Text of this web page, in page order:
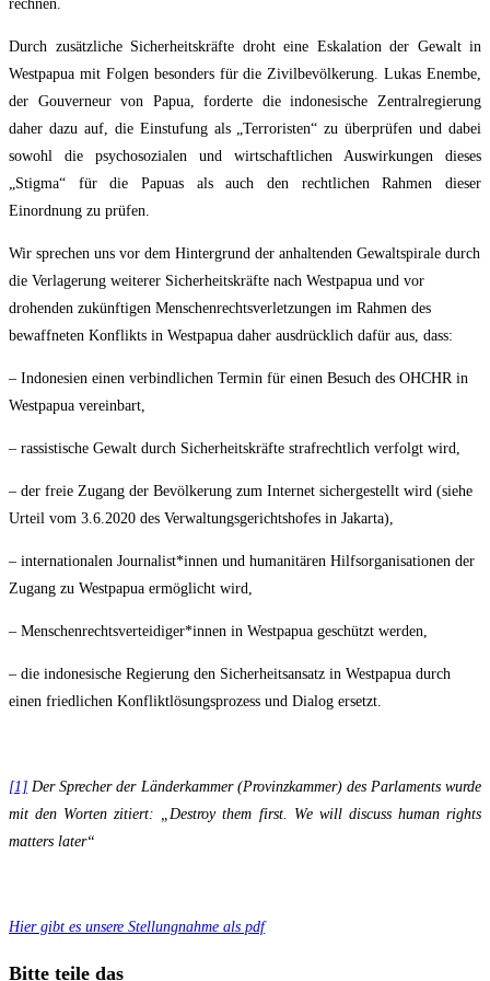
rechnen.
Durch zusätzliche Sicherheitskräfte droht eine Eskalation der Gewalt in
Westpapua mit Folgen besonders für die Zivilbevölkerung. Lukas Enembe,
der Gouverneur von Papua, forderte die indonesische Zentralregierung
daher dazu auf, die Einstufung als „Terroristen“ zu überprüfen und dabei
sowohl die psychosozialen und wirtschaftlichen Auswirkungen dieses
„Stigma“ für die Papuas als auch den rechtlichen Rahmen dieser
Einordnung zu prüfen.
Wir sprechen uns vor dem Hintergrund der anhaltenden Gewaltspirale durch
die Verlagerung weiterer Sicherheitskräfte nach Westpapua und vor
drohenden zukünftigen Menschenrechtsverletzungen im Rahmen des
bewaffneten Konflikts in Westpapua daher ausdrücklich dafür aus, dass:
– Indonesien einen verbindlichen Termin für einen Besuch des OHCHR in
Westpapua vereinbart,
– rassistische Gewalt durch Sicherheitskräfte strafrechtlich verfolgt wird,
– der freie Zugang der Bevölkerung zum Internet sichergestellt wird (siehe
Urteil vom 3.6.2020 des Verwaltungsgerichtshofes in Jakarta),
– internationalen Journalist*innen und humanitären Hilfsorganisationen der
Zugang zu Westpapua ermöglicht wird,
– Menschenrechtsverteidiger*innen in Westpapua geschützt werden,
– die indonesische Regierung den Sicherheitsansatz in Westpapua durch
einen friedlichen Konfliktlösungsprozess und Dialog ersetzt.
[1] Der Sprecher der Länderkammer (Provinzkammer) des Parlaments wurde
mit den Worten zitiert: „Destroy them first. We will discuss human rights
matters later“
Hier gibt es unsere Stellungnahme als pdf
Bitte teile dasDiesen